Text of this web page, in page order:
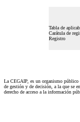
Tabla de
Carátula de
Registro
La CEGAIP, es un organismo público
de gestión y de decisión, a la que se
derecho de acceso a la información